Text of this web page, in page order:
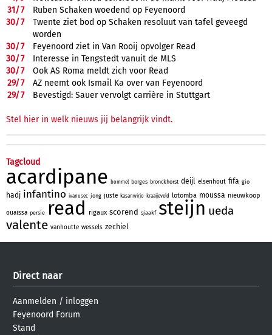
31/7
Ruben Schaken woedend op Feyenoord
30/7
Twente ziet bod op Schaken resoluut van tafel geveegd
worden
30/7
Feyenoord ziet in Van Rooij opvolger Read
30/7
Interesse in Tengstedt vanuit de MLS
30/7
Ook AS Roma meldt zich voor Read
29/7
AZ neemt ook Ismail Ka over van Feyenoord
29/7 Bevestigd: Sauer vervolgt carrière in Stuttgart
Stel hier in welk nieuws jij belangrijk vindt.
Tagcloud
acardipane bommel borges bronckhorst deijl elsenhout fifa gio
hadj infantino ivanusec jong juste kasanwirjo kraaijeveld lotomba moussa nieuwkoop
ouaissa persie read rigaux scorend sjaakf steijn ueda
valente vanhoutte wessels zechiel
Direct naar
Aanmelden / inloggen
Feyenoord Forum
Stand